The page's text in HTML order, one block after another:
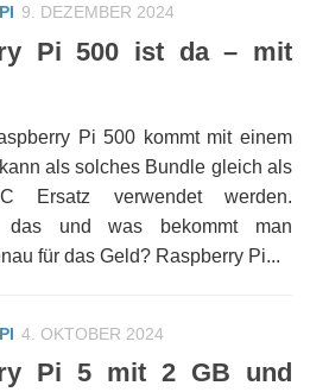
9. DEZEMBER 2024
Pi 500 ist da – mit
Pi 500 kommt mit einem
als solches Bundle gleich als
Ersatz verwendet werden.
das und was bekommt man
für das Geld? Raspberry Pi...
4. OKTOBER 2024
Pi 5 mit 2 GB und